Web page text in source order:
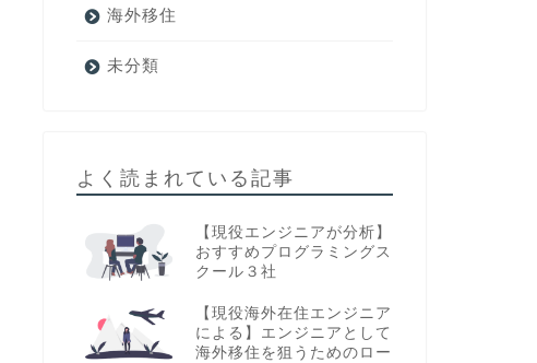
海外移住
未分類
よく読まれている記事
【現役エンジニアが分析】
おすすめプログラミングス
クール３社
【現役海外在住エンジニア
による】エンジニアとして
海外移住を狙うためのロー